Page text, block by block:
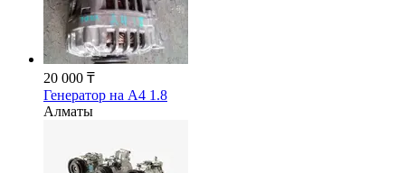
20 000 ₸
Генератор на А4 1.8
Алматы